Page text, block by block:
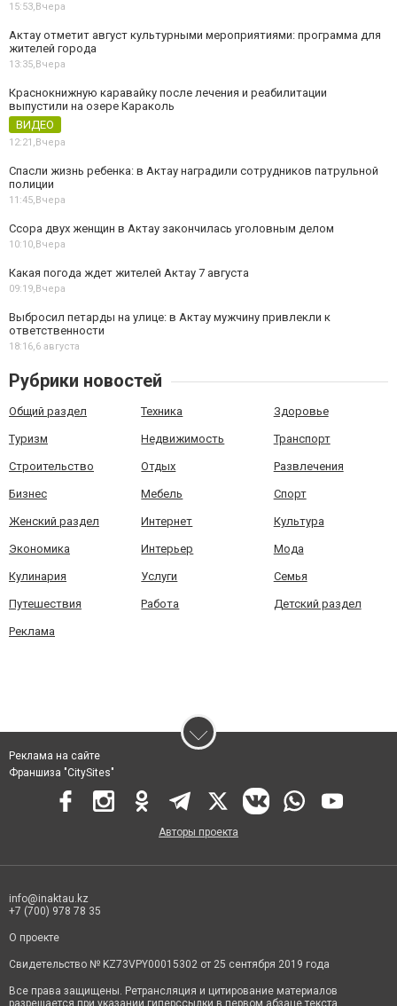
15:53,Вчера
Актау отметит август культурными мероприятиями: программа для
жителей города
13:35,Вчера
Краснокнижную каравайку после лечения и реабилитации
выпустили на озере Караколь
ВИДЕО
12:21,Вчера
Спасли жизнь ребенка: в Актау наградили сотрудников патрульной
полиции
11:45,Вчера
Ссора двух женщин в Актау закончилась уголовным делом
10:10,Вчера
Какая погода ждет жителей Актау 7 августа
09:19,Вчера
Выбросил петарды на улице: в Актау мужчину привлекли к
ответственности
18:16,6 августа
Рубрики новостей
Общий раздел Техника Здоровье
Туризм Недвижимость Транспорт
Строительство Отдых Развлечения
Бизнес Мебель Спорт
Женский раздел Интернет Культура
Экономика Интерьер Мода
Кулинария Услуги Семья
Путешествия Работа Детский раздел
Реклама
Реклама на сайте
Франшиза "CitySites"
Авторы проекта
info@inaktau.kz
+7 (700) 978 78 35
О проекте
Свидетельство № KZ73VPY00015302 от 25 сентября 2019 года
Все права защищены. Ретрансляция и цитирование материалов
разрешается при указании гиперссылки в первом абзаце текста